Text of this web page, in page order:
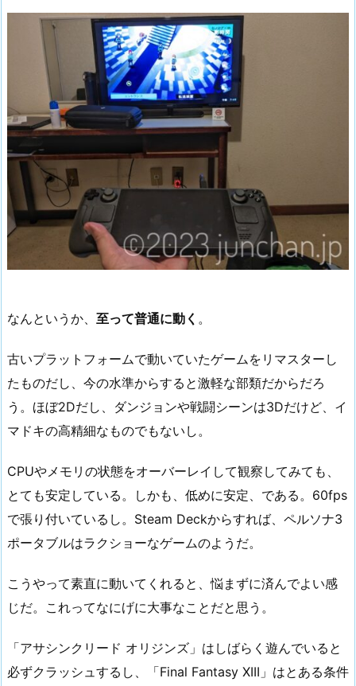
なんというか、 至って普通に動く 。
古いプラットフォームで動いていたゲームをリマスターし
たものだし、今の水準からすると激軽な部類だからだろ
う。ほぼ2Dだし、ダンジョンや戦闘シーンは3Dだけど、イ
マドキの高精細なものでもないし。
CPUやメモリの状態をオーバーレイして観察してみても、
とても安定している。しかも、低めに安定、である。60fps
で張り付いているし。Steam Deckからすれば、ペルソナ3
ポータブルはラクショーなゲームのようだ。
こうやって素直に動いてくれると、悩まずに済んでよい感
じだ。これってなにげに大事なことだと思う。
「アサシンクリード オリジンズ」はしばらく遊んでいると
必ずクラッシュするし、「Final Fantasy XIII」はとある条件